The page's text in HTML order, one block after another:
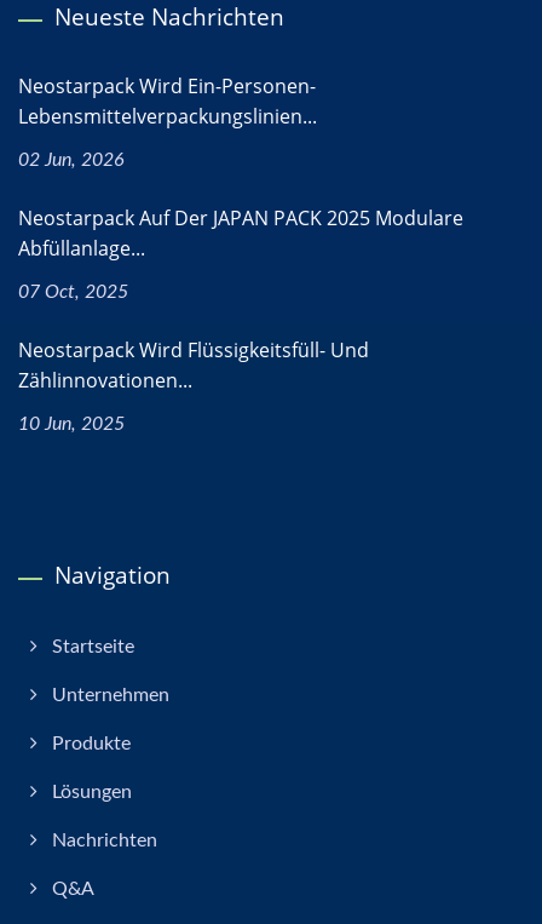
Neueste Nachrichten
Neostarpack Wird Ein-Personen-
Lebensmittelverpackungslinien...
02 Jun, 2026
Neostarpack Auf Der JAPAN PACK 2025 Modulare
Abfüllanlage...
07 Oct, 2025
Neostarpack Wird Flüssigkeitsfüll- Und
Zählinnovationen...
10 Jun, 2025
Navigation
Startseite
Unternehmen
Produkte
Lösungen
Nachrichten
Q&A